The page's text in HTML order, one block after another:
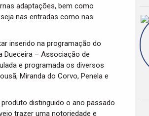
adaptações, bem como
nas entradas como nas
inserido na programação do
Dueceira – Associação de
e programada os diversos
Miranda do Corvo, Penela e
distinguido o ano passado
trazer uma notoriedade e